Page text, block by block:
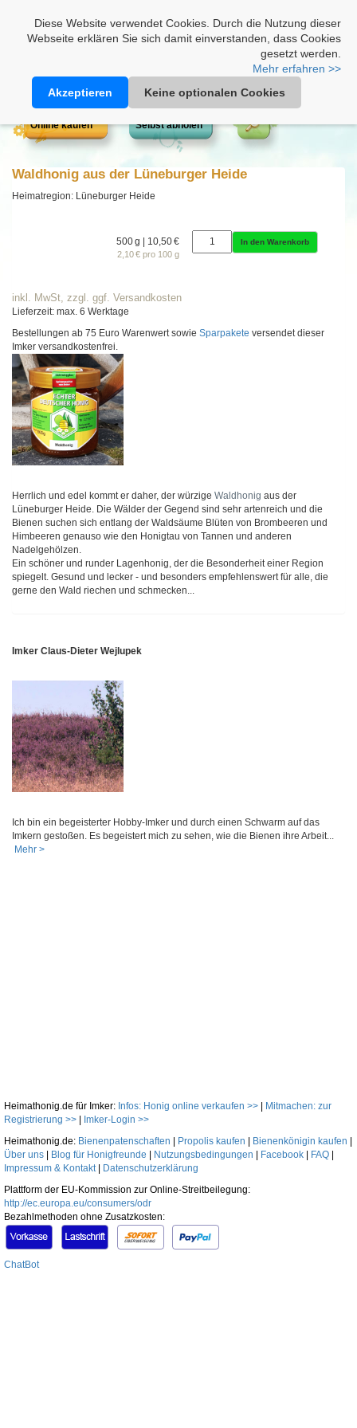
Diese Website verwendet Cookies. Durch die Nutzung dieser
Webseite erklären Sie sich damit einverstanden, dass Cookies
gesetzt werden.
Mehr erfahren >>
Akzeptieren
Keine optionalen Cookies
Online kaufen Selbst abholen
Waldhonig aus der Lüneburger Heide
Heimatregion: Lüneburger Heide
500 g | 10,50 €
2,10 € pro 100 g
In den Warenkorb
inkl. MwSt, zzgl. ggf. Versandkosten
Lieferzeit: max. 6 Werktage
Bestellungen ab 75 Euro Warenwert sowie Sparpakete versendet dieser
Imker versandkostenfrei.
Herrlich und edel kommt er daher, der würzige Waldhonig aus der
Lüneburger Heide. Die Wälder der Gegend sind sehr artenreich und die
Bienen suchen sich entlang der Waldsäume Blüten von Brombeeren und
Himbeeren genauso wie den Honigtau von Tannen und anderen
Nadelgehölzen.
Ein schöner und runder Lagenhonig, der die Besonderheit einer Region
spiegelt. Gesund und lecker - und besonders empfehlenswert für alle, die
gerne den Wald riechen und schmecken...
Imker Claus-Dieter Wejlupek
Ich bin ein begeisterter Hobby-Imker und durch einen Schwarm auf das
Imkern gestoßen. Es begeistert mich zu sehen, wie die Bienen ihre Arbeit...
Mehr >
Heimathonig.de für Imker: Infos: Honig online verkaufen >>
Mitmachen: zur
Registrierung >>
Imker-Login >>
Heimathonig.de: Bienenpatenschaften Propolis kaufen Bienenkönigin kaufen
Über uns
Blog für Honigfreunde Nutzungsbedingungen Facebook FAQ
Impressum & Kontakt|
Datenschutzerklärung
Plattform der EU-Kommission zur Online-Streitbeilegung:
http://ec.europa.eu/consumers/odr
Bezahlmethoden ohne Zusatzkosten:
ChatBot